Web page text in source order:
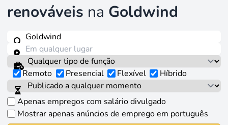
renováveis na Goldwind
Remoto Presencial Flexível Híbrido
Apenas empregos com salário divulgado
Mostrar apenas anúncios de emprego em português